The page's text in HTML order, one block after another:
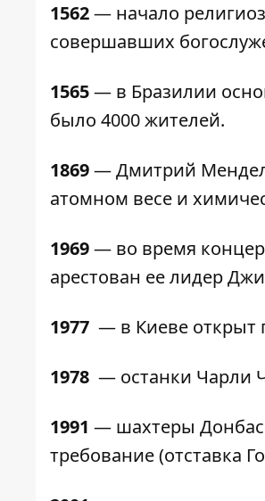
1562— начало
совершавших
1565— в Бразилии
было 4000 жителей.
1869— Дмитрий
атомном весе и
1969— во время
арестован ее лидер
1977 — в Киеве открыт
1978 — останки Чарли
1991 — шахтеры
требование (отставка